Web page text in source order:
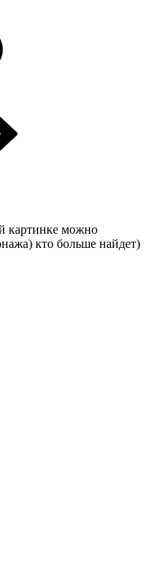
картинке можно
кто больше найдет)